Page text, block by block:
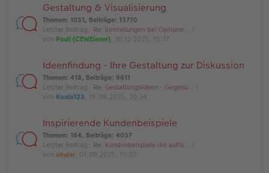
Gestaltung & Visualisierung
Themen: 1031, Beiträge: 13770
Letzter Beitrag: Re: Einstellungen bei Optione…
von Pauli (CEWEianer), 30.12.2025, 15:17
Ideenfindung - Ihre Gestaltung zur Diskussion
Themen: 418, Beiträge: 9611
Letzter Beitrag: Re: Gestaltungsideen - Gegenü…
von Koala123, 19.09.2025, 20:34
Inspirierende Kundenbeispiele
Themen: 184, Beiträge: 4037
Letzter Beitrag: Re: Kundenbeispiele die auffa…
von okular, 01.09.2025, 19:07